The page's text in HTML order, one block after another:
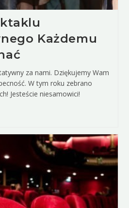
Każdemu
za nami. Dziękujemy Wam
W tym roku zebrano
Jesteście niesamowici!